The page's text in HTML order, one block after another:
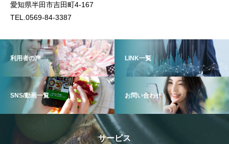
事業所情報
愛知県半田市吉田町4-167
TEL.0569-84-3387
利用者の声 LINK一覧
SNS/動画一覧 お問い合わせ
サービス